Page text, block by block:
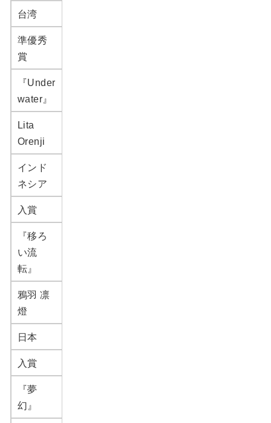
台湾
準優秀
賞
『Under
water』
Lita
Orenji
インド
ネシア
入賞
『移ろ
い流
転』
鴉羽 凛
燈
日本
入賞
『夢
幻』